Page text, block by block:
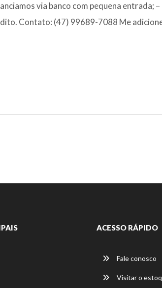
via banco com pequena entrada; –
Contato: (47) 99689-7088 Me
ACESSO RÁPIDO
Fale conosco
Visitar o